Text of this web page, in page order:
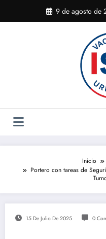
contenido
9 de agosto de
Inicio
Portero con tareas de
15 De Julio De 2025 0